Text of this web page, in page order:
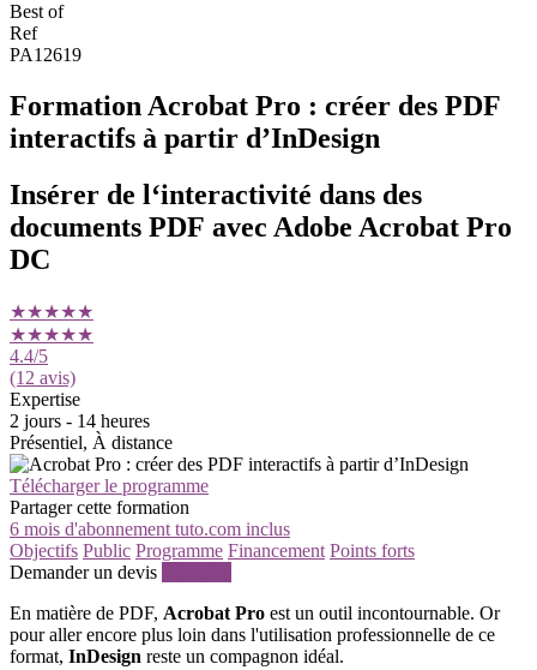
Best of
Ref
PA12619
Formation Acrobat Pro : créer des PDF
interactifs à partir d’InDesign
Insérer de l‘interactivité dans des
documents PDF avec Adobe Acrobat Pro
DC
★★★★★
★★★★★
4.4/5
(12 avis)
Expertise
2 jours - 14 heures
Présentiel, À distance
Télécharger le programme
Partager cette formation
6 mois d'abonnement tuto.com inclus
Objectifs Public Programme Financement Points forts
Demander un devis
En matière de PDF, Acrobat Pro est un outil incontournable. Or
pour aller encore plus loin dans l'utilisation professionnelle de ce
format, InDesign reste un compagnon idéal.